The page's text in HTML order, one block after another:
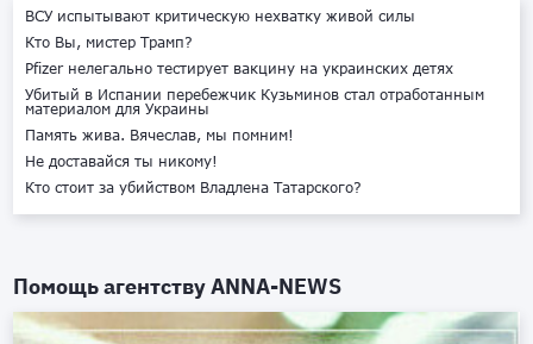
ВСУ испытывают критическую нехватку живой силы
Кто Вы, мистер Трамп?
Pfizer нелегально тестирует вакцину на украинских детях
Убитый в Испании перебежчик Кузьминов стал отработанным
материалом для Украины
Память жива. Вячеслав, мы помним!
Не доставайся ты никому!
Кто стоит за убийством Владлена Татарского?
Помощь агентствуANNA-NEWS